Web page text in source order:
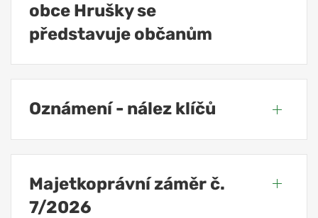
obce Hrušky se
představuje občanům
Oznámení - nález klíčů
Majetkoprávní záměr č.
7/2026